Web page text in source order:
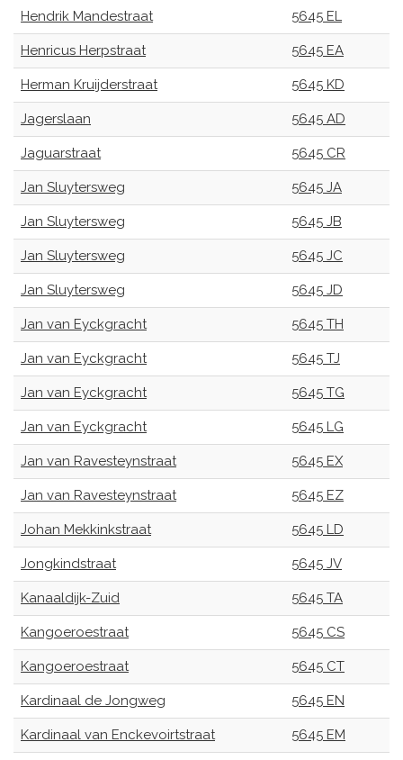
Hendrik Mandestraat 5645 EL
Henricus Herpstraat 5645 EA
Herman Kruijderstraat 5645 KD
Jagerslaan 5645 AD
Jaguarstraat 5645 CR
Jan Sluytersweg 5645 JA
Jan Sluytersweg 5645 JB
Jan Sluytersweg 5645 JC
Jan Sluytersweg 5645 JD
Jan van Eyckgracht 5645 TH
Jan van Eyckgracht 5645 TJ
Jan van Eyckgracht 5645 TG
Jan van Eyckgracht 5645 LG
Jan van Ravesteynstraat 5645 EX
Jan van Ravesteynstraat 5645 EZ
Johan Mekkinkstraat 5645 LD
Jongkindstraat 5645 JV
Kanaaldijk-Zuid 5645 TA
Kangoeroestraat 5645 CS
Kangoeroestraat 5645 CT
Kardinaal de Jongweg 5645 EN
Kardinaal van Enckevoirtstraat 5645 EM